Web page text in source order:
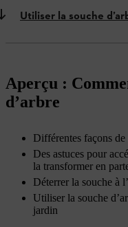
Utiliser la souche
Aperçu :
d’arbre
Différentes façons de
Des astuces pour
la transformer en
Déterrer la souche à
Utiliser la souche
jardin